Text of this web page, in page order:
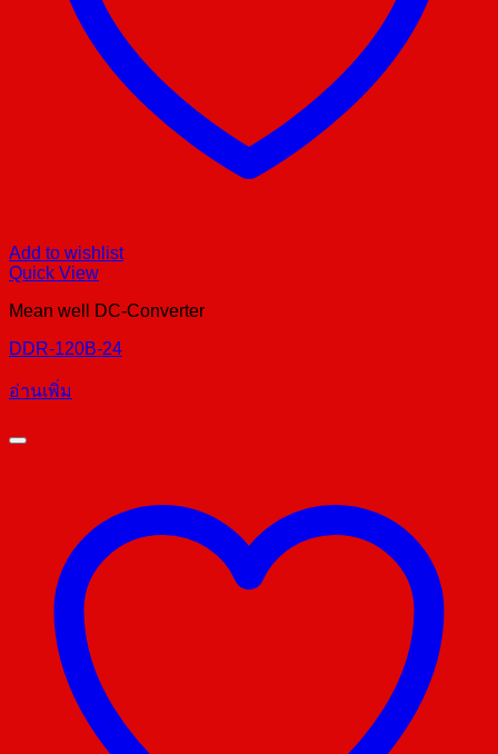
Add to wishlist
Quick View
Mean well DC-Converter
DDR-120B-24
อ่านเพิ่ม